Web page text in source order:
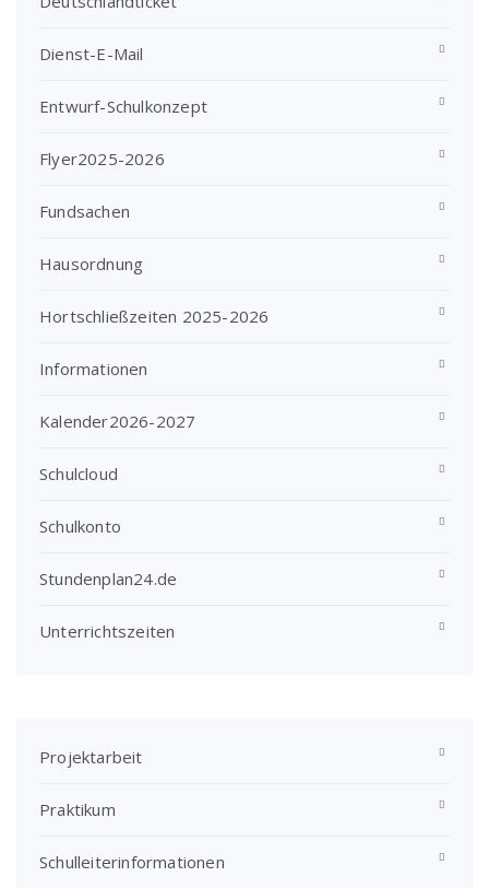
Dienst-E-Mail
Entwurf-Schulkonzept
Flyer2025-2026
Fundsachen
Hausordnung
Hortschließzeiten 2025-2026
Informationen
Kalender2026-2027
Schulcloud
Schulkonto
Stundenplan24.de
Unterrichtszeiten
Projektarbeit
Praktikum
Schulleiterinformationen